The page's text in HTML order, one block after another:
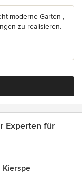
moderne Garten-,
zu realisieren.
Experten für
Kierspe